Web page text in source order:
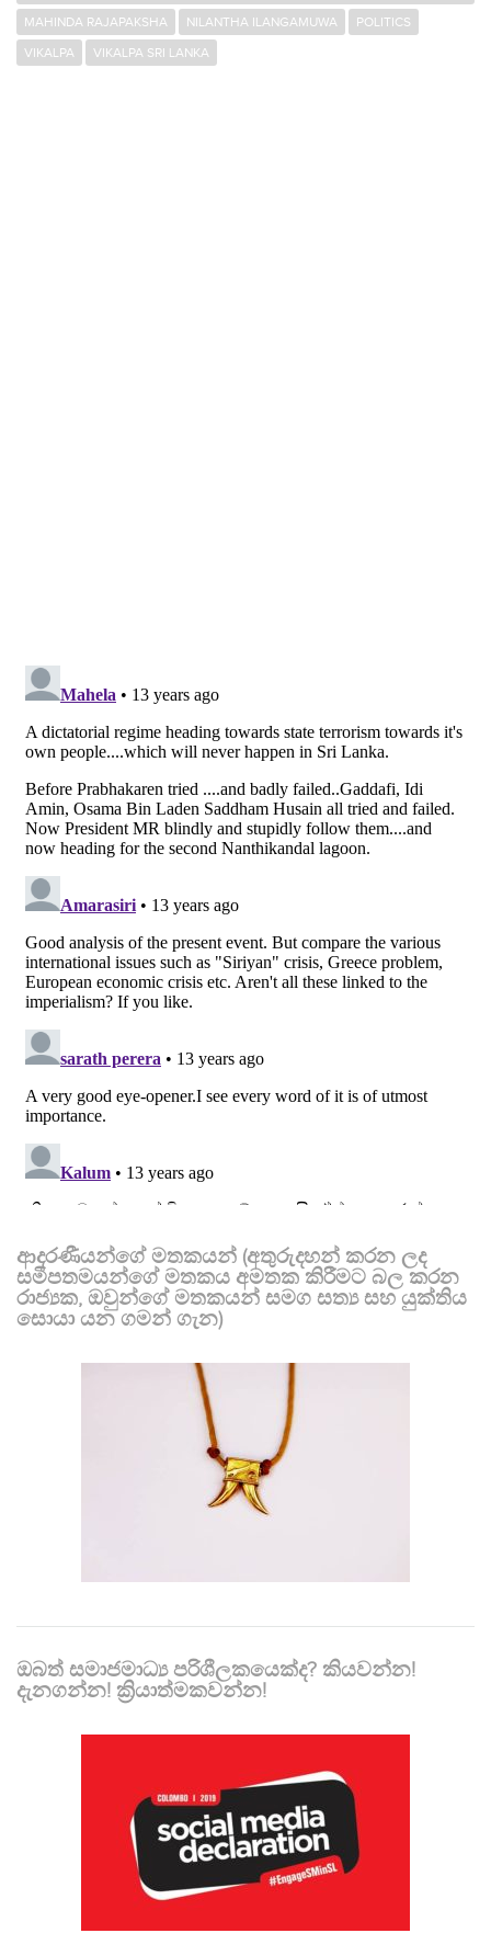
MAHINDA RAJAPAKSHA
NILANTHA ILANGAMUWA
POLITICS
VIKALPA
VIKALPA SRI LANKA
ආදරණීයන්ගේ මතකයන් (අතුරුදහන් කරන ලද
සමීපතමයන්ගේ මතකය අමතක කිරීමට බල කරන
රාජ්‍යක, ඔවුන්ගේ මතකයන් සමග සත්‍ය සහ යුක්තිය
සොයා යන ගමන් ගැන)
ඔබත් සමාජමාධ්‍ය පරිශීලකයෙක්ද? කියවන්න!
දැනගන්න! ක්‍රියාත්මකවන්න!